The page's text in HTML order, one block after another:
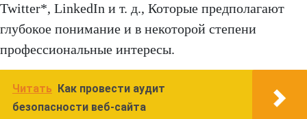
Twitter*, LinkedIn и т. д., Которые предполагают
глубокое понимание и в некоторой степени
профессиональные интересы.
Читать
Как провести аудит
безопасности веб-сайта